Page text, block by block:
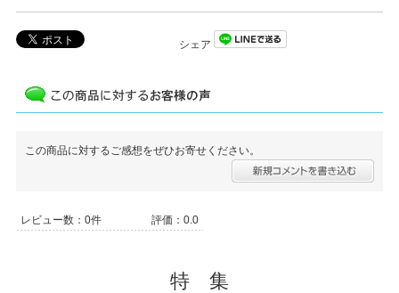
シェア
この商品に対するご感想をぜひお寄せください。
レビュー数：0件 評価：0.0
特 集